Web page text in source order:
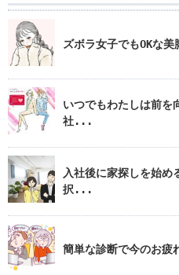
ズボラ女子でもOKな美
いつでもわたしは前を
社...
入社後に家探しを始め
択...
簡単な診断で今のお疲